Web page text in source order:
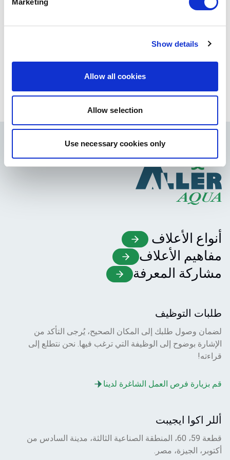
Marketing
Show details
Allow all cookies
Allow selection
Use necessary cookies only
ومع تناول المزيد من العناصر الغذائية في وقت معين ، تنمو
الزريعة في النهاية بشكل أسرع. تتبع الأحجام المتنوعة للحبيبات
مراحل التطوير..
أخيرا ، تعمل أكبر جزيئات Aller Parvo EX كجسر مثالي من
2 مم مطلوبة
أنواع الأعلاف
مفاهيم الأعلاف
مشاركة المعرفة
طلبات التوظيف
لضمان وصول طلبك إلى المكان الصحيح، يُرجى التأكد من
الإشارة بوضوح إلى الوظيفة التي ترغب فيها. نحن نتطلع إلى
قراءته!
قم بزيارة فرص العمل الشاغرة لدينا
أللر اكوا ايجيبت
قطعة 59، 60، المنطقة الصناعية الثالثة، مدينة السادس من
أكتوبر، الجيزة، مصر.